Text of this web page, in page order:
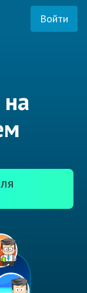
Войти